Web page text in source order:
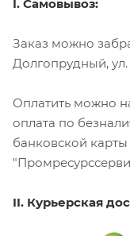
I. Самовывоз:
Заказ можно
Долгопрудный, ул.
Оплатить можно
оплата по
банковской
II. Курьерская